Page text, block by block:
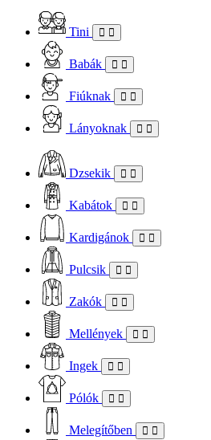
Tini
Babák
Fiúknak
Lányoknak
Dzsekik
Kabátok
Kardigánok
Pulcsik
Zakók
Mellények
Ingek
Pólók
Melegítőben